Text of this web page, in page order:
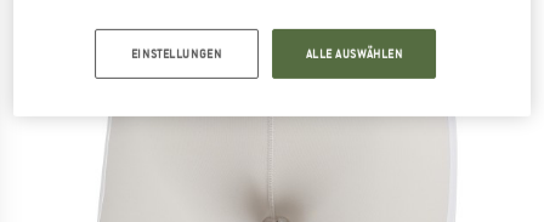
EINSTELLUNGEN ALLE AUSWÄHLEN